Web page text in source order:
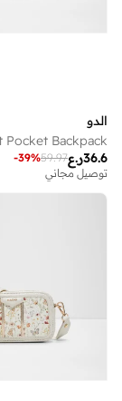
الدو
ر.ع36.6
59.97
-39%
توصيل مجاني